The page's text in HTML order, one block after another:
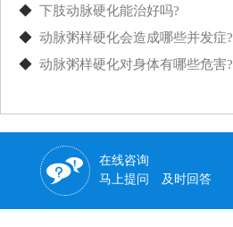
◆ 下肢动脉硬化能治好吗?
◆ 动脉粥样硬化会造成哪些并发症?
◆ 动脉粥样硬化对身体有哪些危害?
在线咨询
马上提问 及时回答